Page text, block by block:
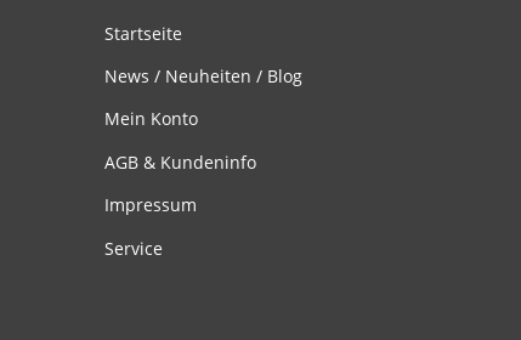
Startseite
News / Neuheiten / Blog
Mein Konto
AGB & Kundeninfo
Impressum
Service